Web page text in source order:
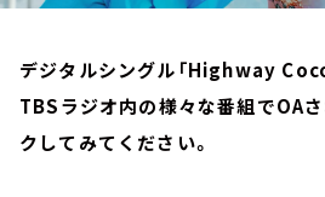
デジタルシングル「Highway
TBSラジオ内の様々な番組でOA
クしてみてください。